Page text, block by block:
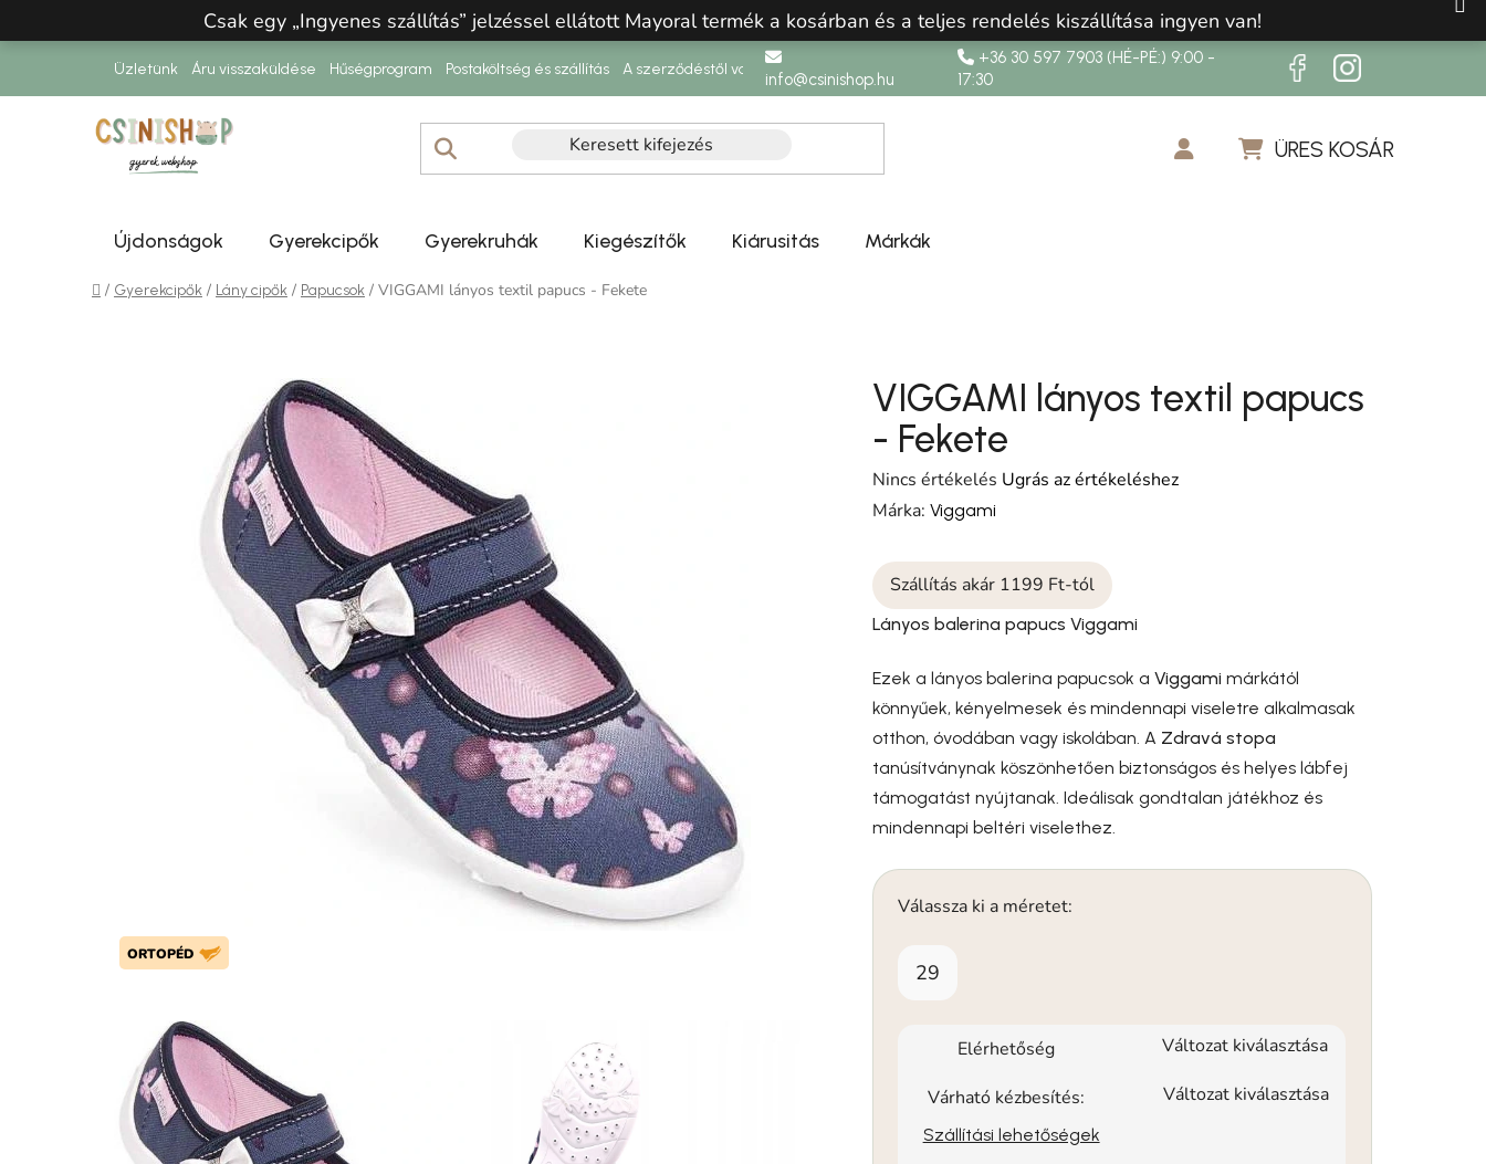
Csak egy „Ingyenes szállítás” jelzéssel ellátott Mayoral termék a kosárban és a teljes rendelés kiszállítása ingyen van!
Üzletünk Áru visszaküldése Hűségprogram Postaköltség és szállítás A szerződéstől való elállásinfo@csinishop.hu
+36 30 597 7903 (HÉ-PÉ:) 9:00 -
17:30
ÜRES KOSÁR
Újdonságok Gyerekcipők Gyerekruhák Kiegészítők Kiárusitás Márkák
Kezdőlap
/ Gyerekcipők / Lány cipők / Papucsok / VIGGAMI lányos textil papucs - Fekete
VIGGAMI lányos textil papucs
- Fekete
A termék átlagos értékelése 5-ből 0,0 csillag.
Nincs értékelés Ugrás az értékeléshez
Márka:Viggami
Szállítás akár 1199 Ft-tól
Lányos balerina papucs Viggami
Ezek a lányos balerina papucsok aViggami márkától
könnyűek, kényelmesek és mindennapi viseletre alkalmasak
otthon, óvodában vagy iskolában. A Zdravá stopa
tanúsítványnak köszönhetően biztonságos és helyes lábfej
támogatást nyújtanak. Ideálisak gondtalan játékhoz és
mindennapi beltéri viselethez.
Válassza ki a méretet:
29
Elérhetőség Változat kiválasztása
Várható kézbesítés: Változat kiválasztása
Szállítási lehetőségek
ORTOPÉD